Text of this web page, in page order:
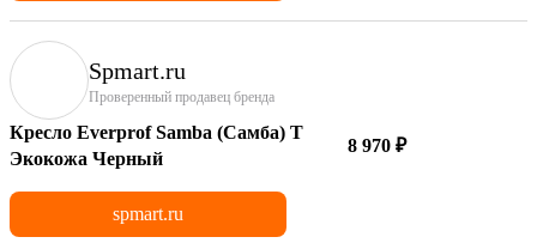
Spmart.ru
Проверенный продавец бренда
Кресло Everprof Samba (Самба) T
Экокожа Черный
8 970 ₽
spmart.ru